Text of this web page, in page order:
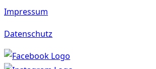
Impressum
Datenschutz